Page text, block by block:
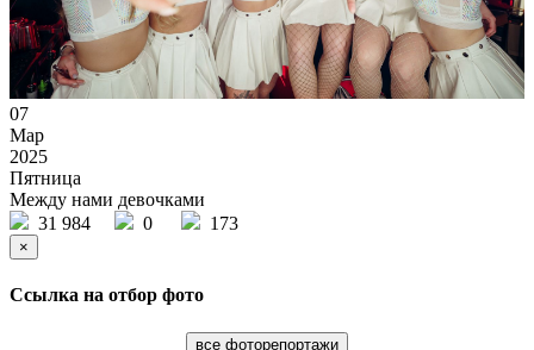
07
Мар
2025
Пятница
Между нами девочками
31 984
0 173
×
Ссылка на отбор фото
все фоторепортажи